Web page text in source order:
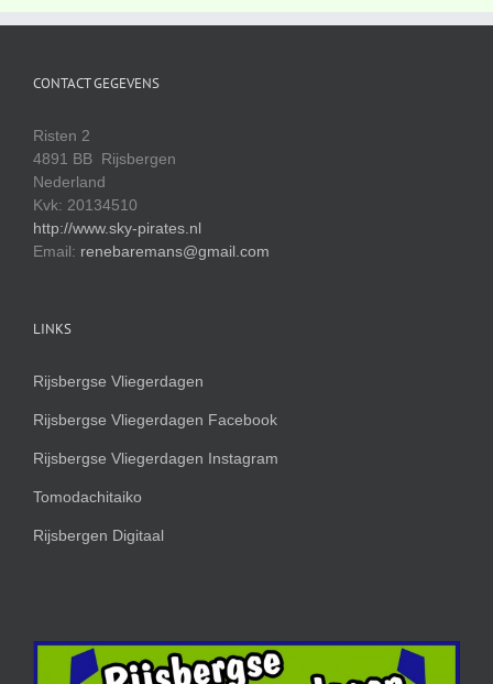
CONTACT GEGEVENS
Risten 2
4891 BB Rijsbergen
Nederland
Kvk: 20134510
http://www.sky-pirates.nl
Email: renebaremans@gmail.com
LINKS
Rijsbergse Vliegerdagen
Rijsbergse Vliegerdagen Facebook
Rijsbergse Vliegerdagen Instagram
Tomodachitaiko
Rijsbergen Digitaal